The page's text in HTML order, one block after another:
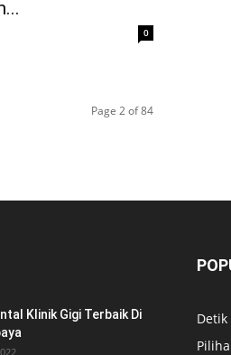
0
Page 2 of 84
Klinik Gigi Terbaik Di
Detik